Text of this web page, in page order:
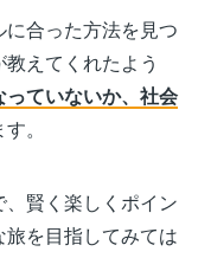
合った方法を見つ
えてくれたよう
っていないか、社会
。
賢く楽しくポイン
旅を目指してみては